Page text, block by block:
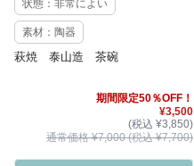
状態：非常によい
素材：陶器
萩焼 泰山造 茶碗
期間限定50％OFF！
¥3,500
(税込 ¥3,850)
通常価格 ¥7,000 (税込 ¥7,700)